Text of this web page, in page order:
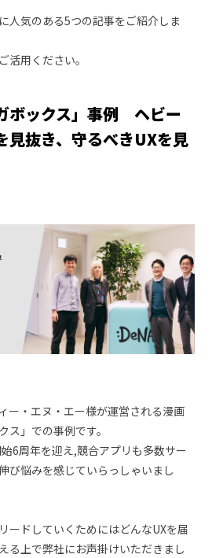
人気のある5つの記事をご紹介しま
活用ください。
ボックス」事例 ヘビー
見抜き、守るべきUXを見
ー・エヌ・エー様が運営される漫画
ス」での事例です。
6周年を迎え,競合アプリも多数サー
び悩みを感じていらっしゃいまし
ードしていくためにはどんなUXを届
る上で弊社にお声掛けいただきまし